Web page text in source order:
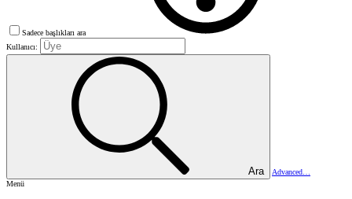
Sadece başlıkları ara
Kullanıcı:
Ara
Advanced…
Menü